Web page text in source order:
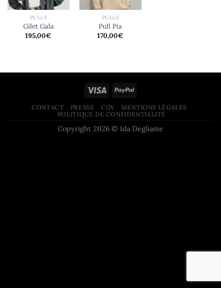
PULLS
Gilet Gala
195,00€
PULLS
Pull Pia
170,00€
CONTACT PRESSE CGV
MENTIONS LÉGALES
POLITIQUE DE CONFIDENTIALITÉ
Copyright 2026 © Ida Degliame